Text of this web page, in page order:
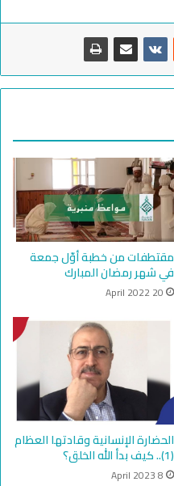
مقتطفات من خطبة أوّل جمعة
في شهر رمضان المبارك
20 April 2022
الحضارة الإنسانية وقادتها العظام
(1).. كيف بدأ الله الخلق؟
8 April 2023